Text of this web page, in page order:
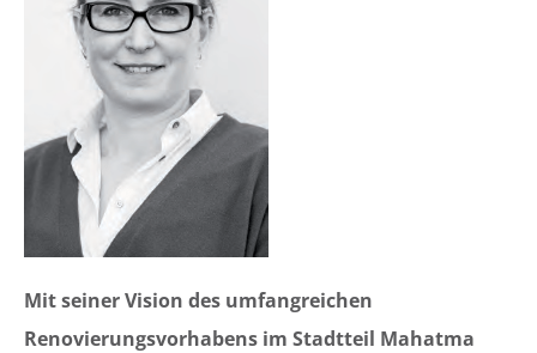
Mit seiner Vision des umfangreichen
Renovierungsvorhabens im Stadtteil Mahatma